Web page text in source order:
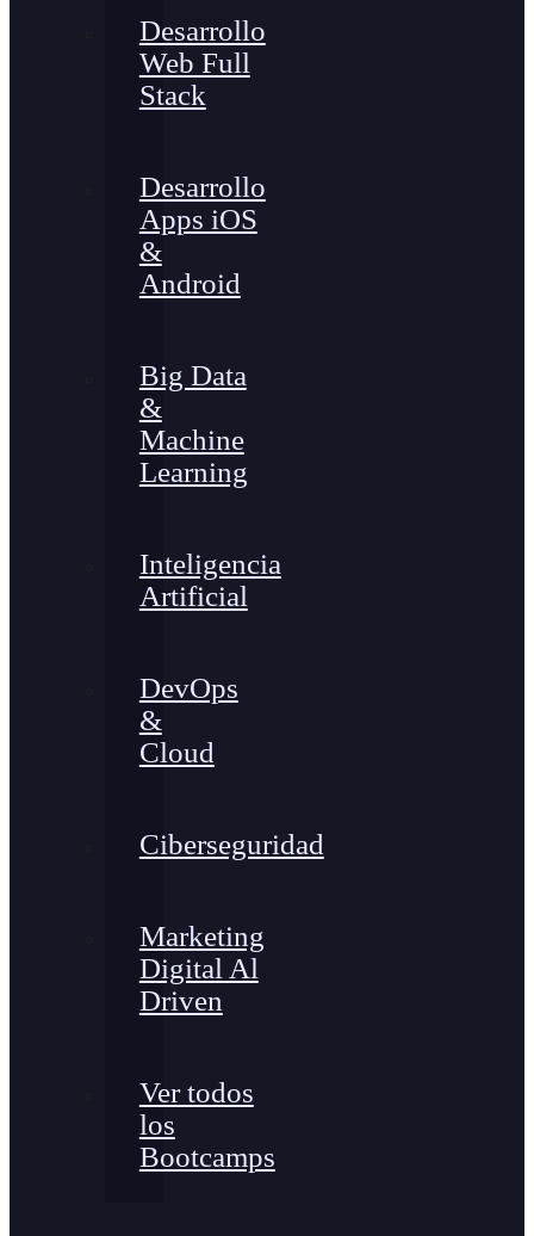
Desarrollo
Web Full
Stack
Desarrollo
Apps iOS
&
Android
Big Data
&
Machine
Learning
Inteligencia
Artificial
DevOps
&
Cloud
Ciberseguridad
Marketing
Digital Al
Driven
Ver todos
los
Bootcamps